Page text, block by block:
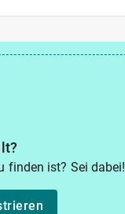
finden ist? Sei dabei!